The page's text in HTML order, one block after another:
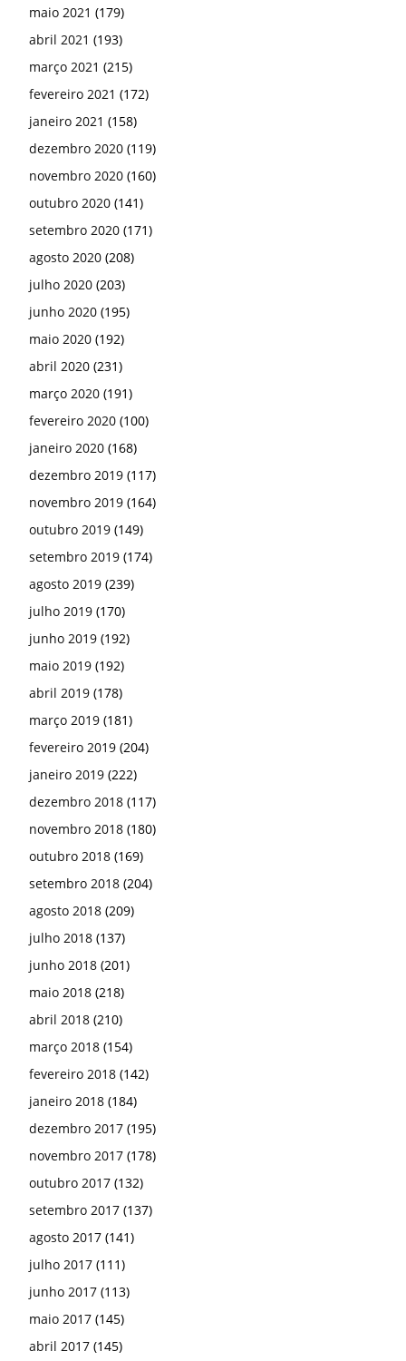
maio 2021 (179)
abril 2021 (193)
março 2021 (215)
fevereiro 2021 (172)
janeiro 2021 (158)
dezembro 2020 (119)
novembro 2020 (160)
outubro 2020 (141)
setembro 2020 (171)
agosto 2020 (208)
julho 2020 (203)
junho 2020 (195)
maio 2020 (192)
abril 2020 (231)
março 2020 (191)
fevereiro 2020 (100)
janeiro 2020 (168)
dezembro 2019 (117)
novembro 2019 (164)
outubro 2019 (149)
setembro 2019 (174)
agosto 2019 (239)
julho 2019 (170)
junho 2019 (192)
maio 2019 (192)
abril 2019 (178)
março 2019 (181)
fevereiro 2019 (204)
janeiro 2019 (222)
dezembro 2018 (117)
novembro 2018 (180)
outubro 2018 (169)
setembro 2018 (204)
agosto 2018 (209)
julho 2018 (137)
junho 2018 (201)
maio 2018 (218)
abril 2018 (210)
março 2018 (154)
fevereiro 2018 (142)
janeiro 2018 (184)
dezembro 2017 (195)
novembro 2017 (178)
outubro 2017 (132)
setembro 2017 (137)
agosto 2017 (141)
julho 2017 (111)
junho 2017 (113)
maio 2017 (145)
abril 2017 (145)